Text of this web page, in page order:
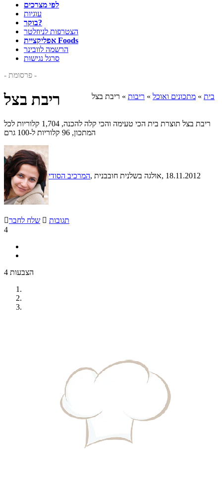
לפי מצרכים
עוגיות
בוקר?
הצטרפות לניוזלטר
אפליקציית Foods
הרשמה לוובינר
סרגל נגישות
- פרסומת -
בית » מתכונים ואוכל » ריבות » ריבת בצל ריבת בצל
ריבת בצל תוצרת בית הכי טעימה והכי קלה להכנה, 1,704 קלוריות לכל
המתכון, 96 קלוריות ל-100 גרם
המרכיב הסודי , אולגה בשלנית חובבנית, 18.11.2012
שלח לחבר  תגובות
4
4 הצבעות